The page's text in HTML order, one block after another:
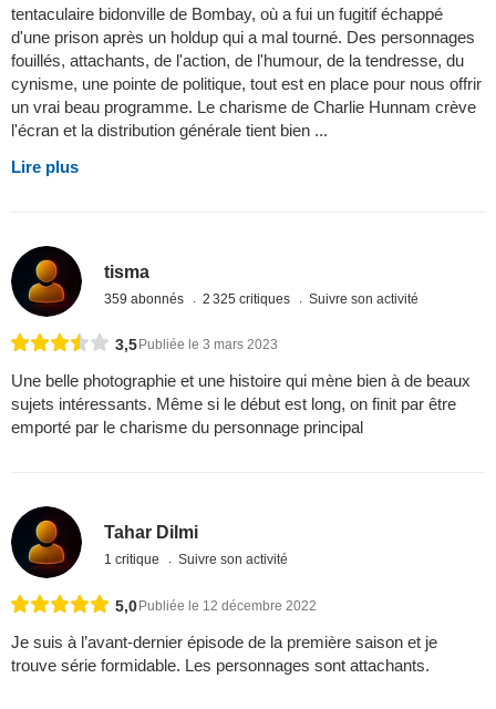
tentaculaire bidonville de Bombay, où a fui un fugitif échappé
d'une prison après un holdup qui a mal tourné. Des personnages
fouillés, attachants, de l'action, de l'humour, de la tendresse, du
cynisme, une pointe de politique, tout est en place pour nous offrir
un vrai beau programme. Le charisme de Charlie Hunnam crève
l'écran et la distribution générale tient bien ...
Lire plus
tisma
359 abonnés 2 325 critiques Suivre son activité
3,5 Publiée le 3 mars 2023
Une belle photographie et une histoire qui mène bien à de beaux
sujets intéressants. Même si le début est long, on finit par être
emporté par le charisme du personnage principal
Tahar Dilmi
1 critique Suivre son activité
5,0Publiée le 12 décembre 2022
Je suis à l’avant-dernier épisode de la première saison et je
trouve série formidable. Les personnages sont attachants.